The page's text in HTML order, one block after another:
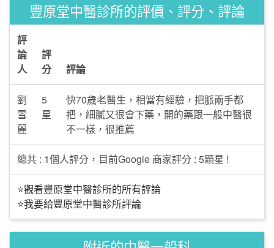
豐原堂中醫診所的評價、評分、評論
評
論
人
評
分
評論
劉
雪
麗
5
星
快70歲老醫生，相當有經驗，把脈兩手都
把，細膩又很會下藥，開的藥跟一般中醫很
不一樣，很推薦
總共 : 1個人評分，目前Google 商家評分 : 5顆星 !
⭐觀看豐原堂中醫診所的所有評論
⭐我要給豐原堂中醫診所評論